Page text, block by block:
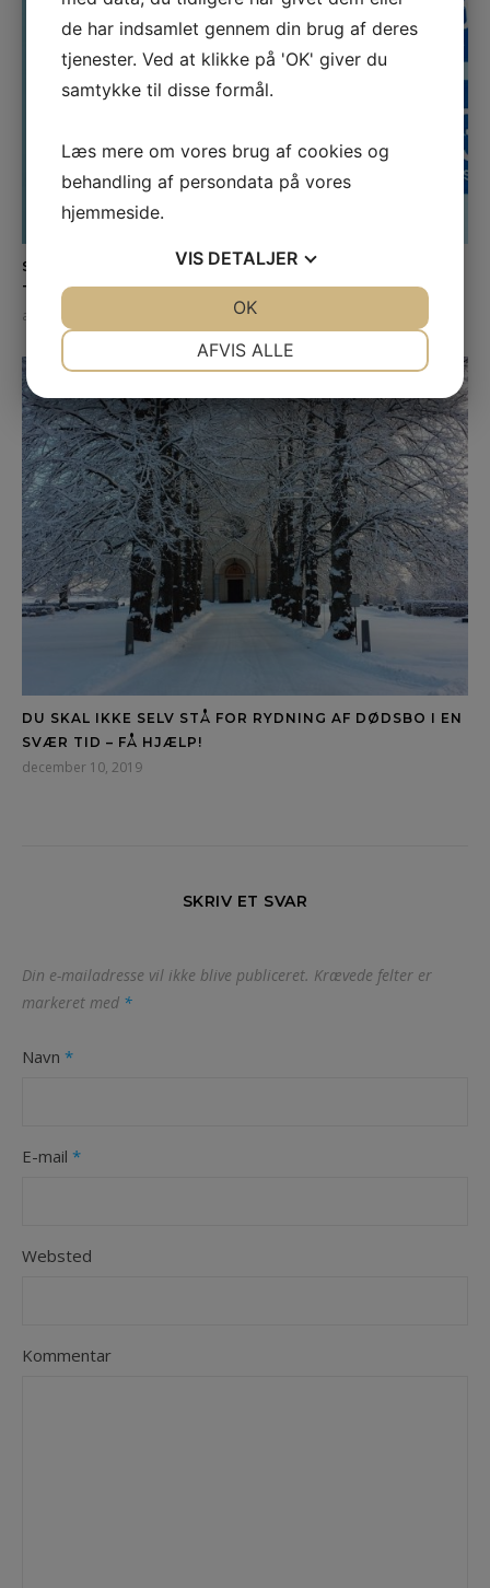
SÅDAN FORBEDRER ANPR KAMERAER SIKKERHED OG
TRAFIKSTYRING EFFEKTIVT
april 9, 2026
DU SKAL IKKE SELV STÅ FOR RYDNING AF DØDSBO I EN
SVÆR TID – FÅ HJÆLP!
december 10, 2019
SKRIV ET SVAR
Din e-mailadresse vil ikke blive publiceret. Krævede felter er
markeret med *
Navn *
E-mail *
Websted
Kommentar
de har indsamlet gennem din brug af deres
tjenester. Ved at klikke på 'OK' giver du
samtykke til disse formål.
Læs mere om vores brug af cookies og
behandling af persondata på vores
hjemmeside.
VIS DETALJER
MARKETING STATISTIK
AFVIS ALLE
OK